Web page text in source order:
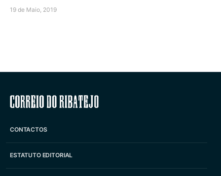
19 de Maio, 2019
Correio do Ribatejo
CONTACTOS
ESTATUTO EDITORIAL